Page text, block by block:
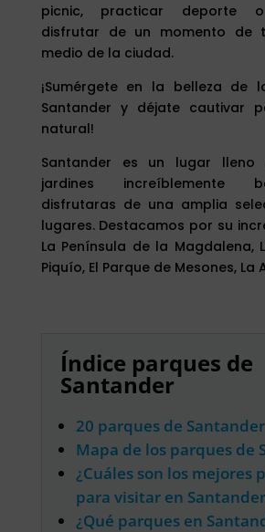
picnic, practicar deporte o
disfrutar de un momento de
medio de la ciudad.
¡Sumérgete en la belleza de
Santander y déjate cautivar
natural!
Santander es un lugar
jardines increíblemente
disfrutaras de una amplia
lugares. Destacamos por su
La Península de la Magdalena,
Piquío, El Parque de Mesones, La
Índice parques de
Santander
20 parques de Santander
Mapa de los parques de
¿Cuáles son los mejores
para visitar en
¿Qué parques en